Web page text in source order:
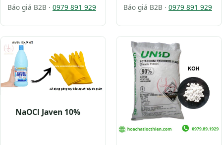
Báo giá B2B · 0979 891 929 Báo giá B2B · 0979 891 929
NaOCl Javen 10%